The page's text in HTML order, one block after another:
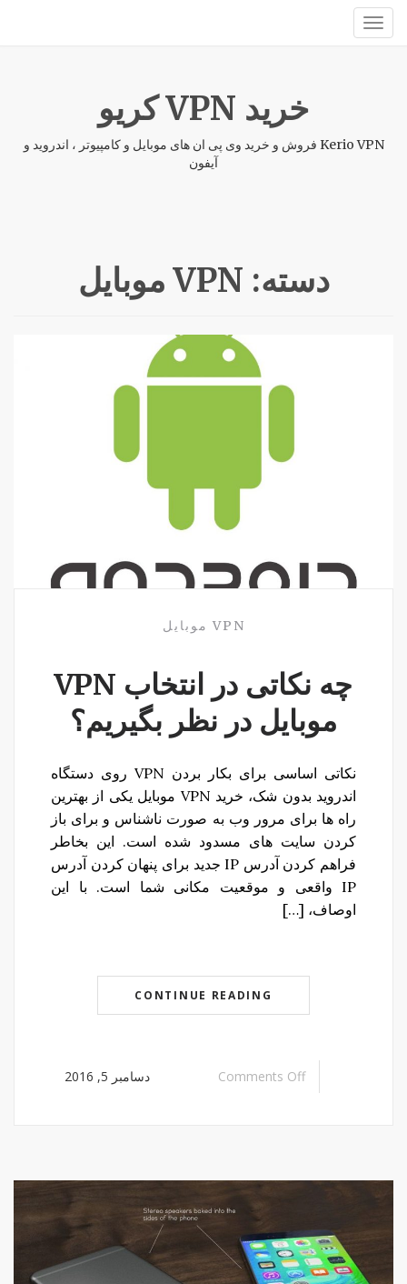
خرید VPN کریو
Kerio VPN فروش و خرید وی پی ان های موبایل و کامپیوتر ، اندروید و
آیفون
دسته: VPN موبایل
VPN موبایل
چه نکاتی در انتخاب VPN
موبایل در نظر بگیریم؟
نکاتی اساسی برای بکار بردن VPN روی دستگاه
اندروید بدون شک، خرید VPN موبایل یکی از بهترین
راه ها برای مرور وب به صورت ناشناس و برای باز
کردن سایت های مسدود شده است. این بخاطر
فراهم کردن آدرس IP جدید برای پنهان کردن آدرس
IP واقعی و موقعیت مکانی شما است. با این
اوصاف، […]
CONTINUE READING
Comments Off دسامبر 5, 2016